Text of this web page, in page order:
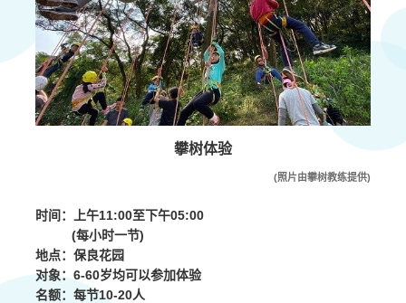
攀树体验
(照片由攀树教练提供)
时间：上午11:00至下午05:00
(每小时一节)
地点： 保良花园
对象：6-60岁均可以参加体验
名额： 每节10-20人